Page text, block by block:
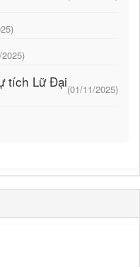
tích Lữ Đại(01/11/2025)